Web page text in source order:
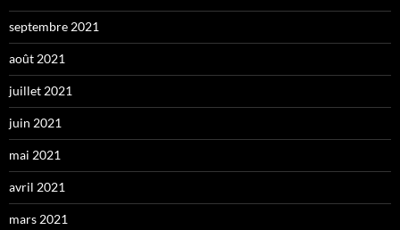
septembre 2021
août 2021
juillet 2021
juin 2021
mai 2021
avril 2021
mars 2021